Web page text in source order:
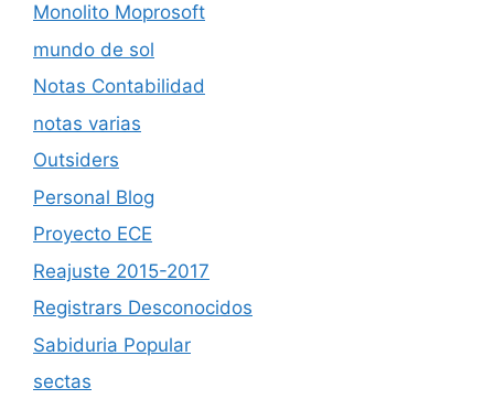
Monolito Moprosoft
mundo de sol
Notas Contabilidad
notas varias
Outsiders
Personal Blog
Proyecto ECE
Reajuste 2015-2017
Registrars Desconocidos
Sabiduria Popular
sectas